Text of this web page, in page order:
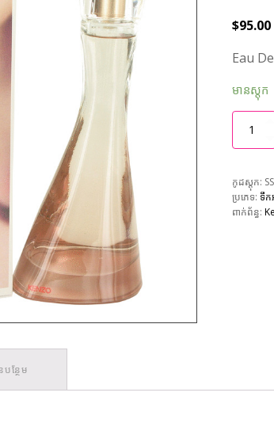
$95.00
Eau
មានស្តុក
កូដស្តុក:
ប្រភេទ: ទឹ
ពាក់ព័ន្ធ:
ន្ថែម